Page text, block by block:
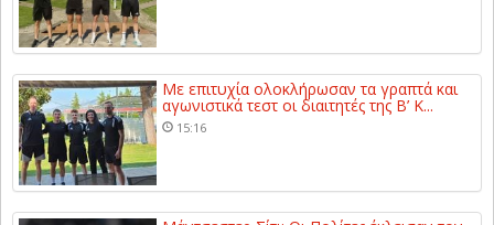
Με επιτυχία ολοκλήρωσαν τα γραπτά και
αγωνιστικά τεστ οι διαιτητές της Β’ Κ...
15:16